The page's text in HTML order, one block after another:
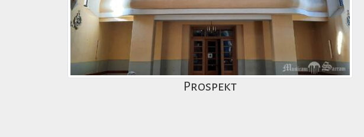
Prospekt